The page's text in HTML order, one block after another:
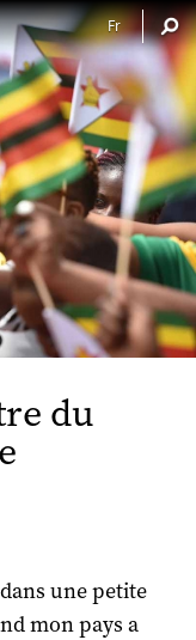
du
une petite
mon pays a